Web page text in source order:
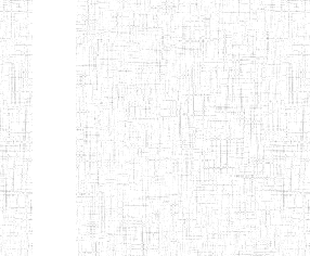
NACHO
TECHNICAL
TEACHER
TRAINING
INSTITUTE
12/
SAINT
28/